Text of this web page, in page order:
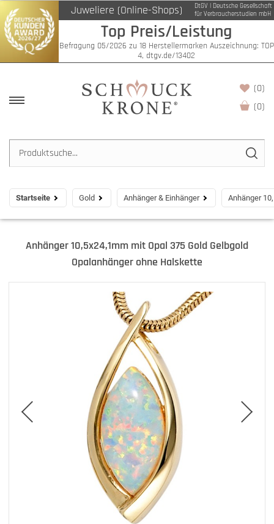
Juweliere (Online-Shops)
DtGV | Deutsche Gesellschaft
für Verbraucherstudien mbH
Top Preis/Leistung
Befragung 05/2026 zu 18 Herstellermarken Auszeichnung: TOP
4, dtgv.de/13402
(0)
(0)
Startseite Gold Anhänger & Einhänger Anhänger
Anhänger 10,5x24,1mm mit Opal 375 Gold Gelbgold
Opalanhänger ohne Halskette